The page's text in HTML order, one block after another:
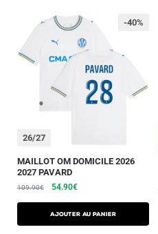
26/27
-40%
MAILLOT OM DOMICILE 2026
2027 PAVARD
109.90€ 54.90€
AJOUTER AU PANIER